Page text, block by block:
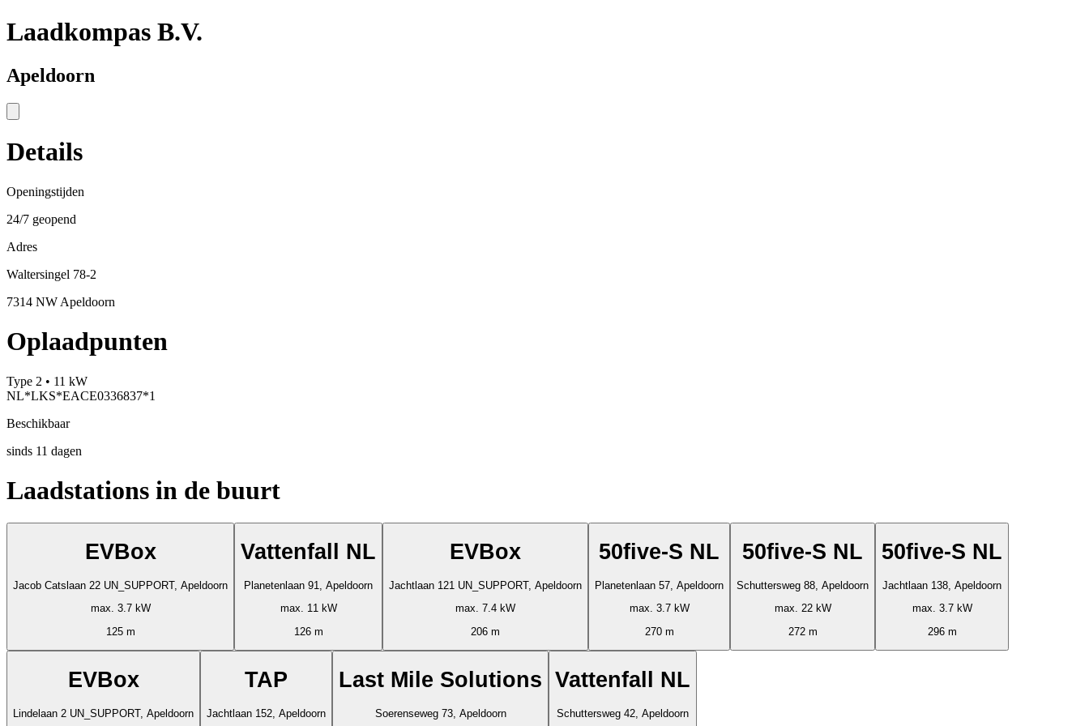
Laadkompas B.V.
Apeldoorn
Details
Openingstijden
24/7 geopend
Adres
Waltersingel 78-2
7314 NW Apeldoorn
Oplaadpunten
Type 2 • 11 kW
NL*LKS*EACE0336837*1
Beschikbaar
sinds 11 dagen
Laadstations in de buurt
EVBox
Jacob Catslaan 22 UN_SUPPORT, Apeldoorn
max. 3.7 kW
125 m
Vattenfall NL
Planetenlaan 91, Apeldoorn
max. 11 kW
126 m
EVBox
Jachtlaan 121 UN_SUPPORT, Apeldoorn
max. 7.4 kW
206 m
50five-S NL
Planetenlaan 57, Apeldoorn
max. 3.7 kW
270 m
50five-S NL
Schuttersweg 88, Apeldoorn
max. 22 kW
272 m
50five-S NL
Jachtlaan 138, Apeldoorn
max. 3.7 kW
296 m
EVBox
Lindelaan 2 UN_SUPPORT, Apeldoorn
TAP
Jachtlaan 152, Apeldoorn
Last Mile Solutions
Soerenseweg 73, Apeldoorn
Vattenfall NL
Schuttersweg 42, Apeldoorn